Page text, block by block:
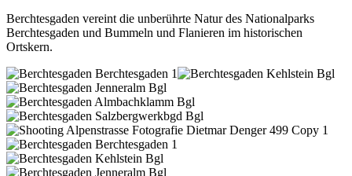
Berchtesgaden vereint die unberührte Natur des Nationalparks
Berchtesgaden und Bummeln und Flanieren im historischen
Ortskern.